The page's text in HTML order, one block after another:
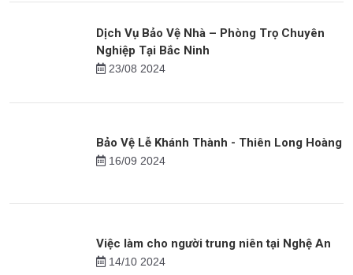
Dịch Vụ Bảo Vệ Nhà – Phòng Trọ Chuyên
Nghiệp Tại Bắc Ninh
23/08 2024
Bảo Vệ Lễ Khánh Thành - Thiên Long Hoàng
16/09 2024
Việc làm cho người trung niên tại Nghệ An
14/10 2024